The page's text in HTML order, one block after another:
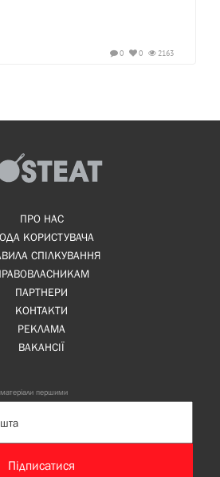
2163
0
0
ПРО НАС
КОРИСТУВАЧА
СПІЛКУВАННЯ
ПАРТНЕРИ
КОНТАКТИ
РЕКЛАМА
ВАКАНСІЇ
матеріали першими
Підписатися